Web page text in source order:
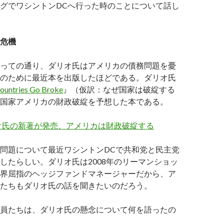
でワシントンDCへ行った時のことについて話し
機
ての通り、ダリオ氏はアメリカの債務問題を憂
ために最近本を出版したほどである。ダリオ氏
Go Broke 』（仮訳：なぜ国家は破綻する
家アメリカの財政破綻を予想した本である。
の新著が発売、アメリカは財政破綻する
題について最近ワシントンDCで共和党と民主党
たらしい。ダリオ氏は2008年のリーマンショッ
屈指のヘッジファンドマネージャーだから、ア
ちもダリオ氏の話を聞きたいのだろう。
たちは、ダリオ氏の懸念について何を語ったの